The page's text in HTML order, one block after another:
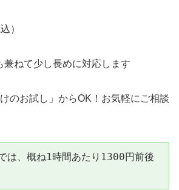
）
兼ねて少し長めに対応します
のお試し」からOK！お気軽にご相談
は、概ね1時間あたり1300円前後